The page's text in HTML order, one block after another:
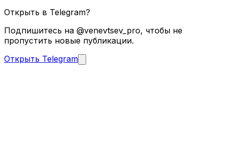
Открыть в Telegram?
Подпишитесь на @venevtsev_pro, чтобы не
пропустить новые публикации.
Открыть Telegram